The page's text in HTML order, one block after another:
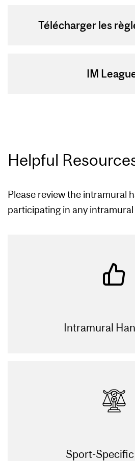
Télécharger les
IM
Helpful
Please review the intramural
participating in any
Intramural
Sport-Specific